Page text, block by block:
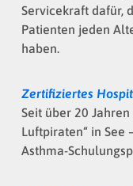
Servicekraft dafür,
Patienten jeden
haben.
Zertifiziertes
Seit über 20
Luftpiraten“ in See
Asthma-